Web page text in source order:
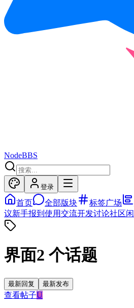
NodeBBS
登录
首页 全部版块 标签广场
议新手报到 使用交流开发讨论社区
界面2 个话题
最新回复 最新发布
查看帖子U